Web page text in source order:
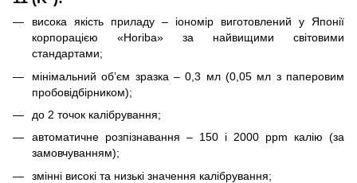
висока якість приладу – іономір виготовлений у Японії
корпорацією «Horiba» за найвищими світовими
стандартами;
мінімальний об’єм зразка – 0,3 мл (0,05 мл з паперовим
пробовідбірником);
до 2 точок калібрування;
автоматичне розпізнавання – 150 і 2000 ppm калію (за
замовчуванням);
змінні високі та низькі значення калібрування;